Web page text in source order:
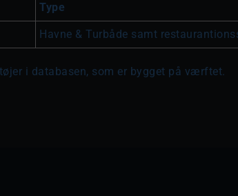
Type
Havne & Turbåde samt
i databasen, som er bygget på værftet.